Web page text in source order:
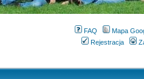
FAQ
Mapa
Rejestracja